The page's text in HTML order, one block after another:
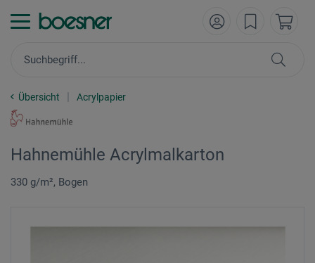
Übersicht Acrylpapier
Hahnemühle Acrylmalkarton
330 g/m², Bogen